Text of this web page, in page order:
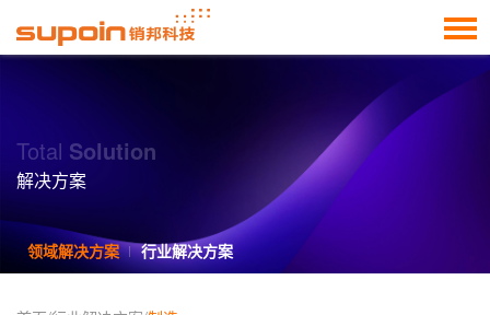
Total Solution
解决方案
领域解决方案 行业解决方案